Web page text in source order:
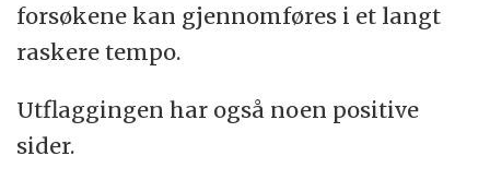
forsøkene kan gjennomføres i et langt
raskere tempo.
Utflaggingen har også noen positive
sider.